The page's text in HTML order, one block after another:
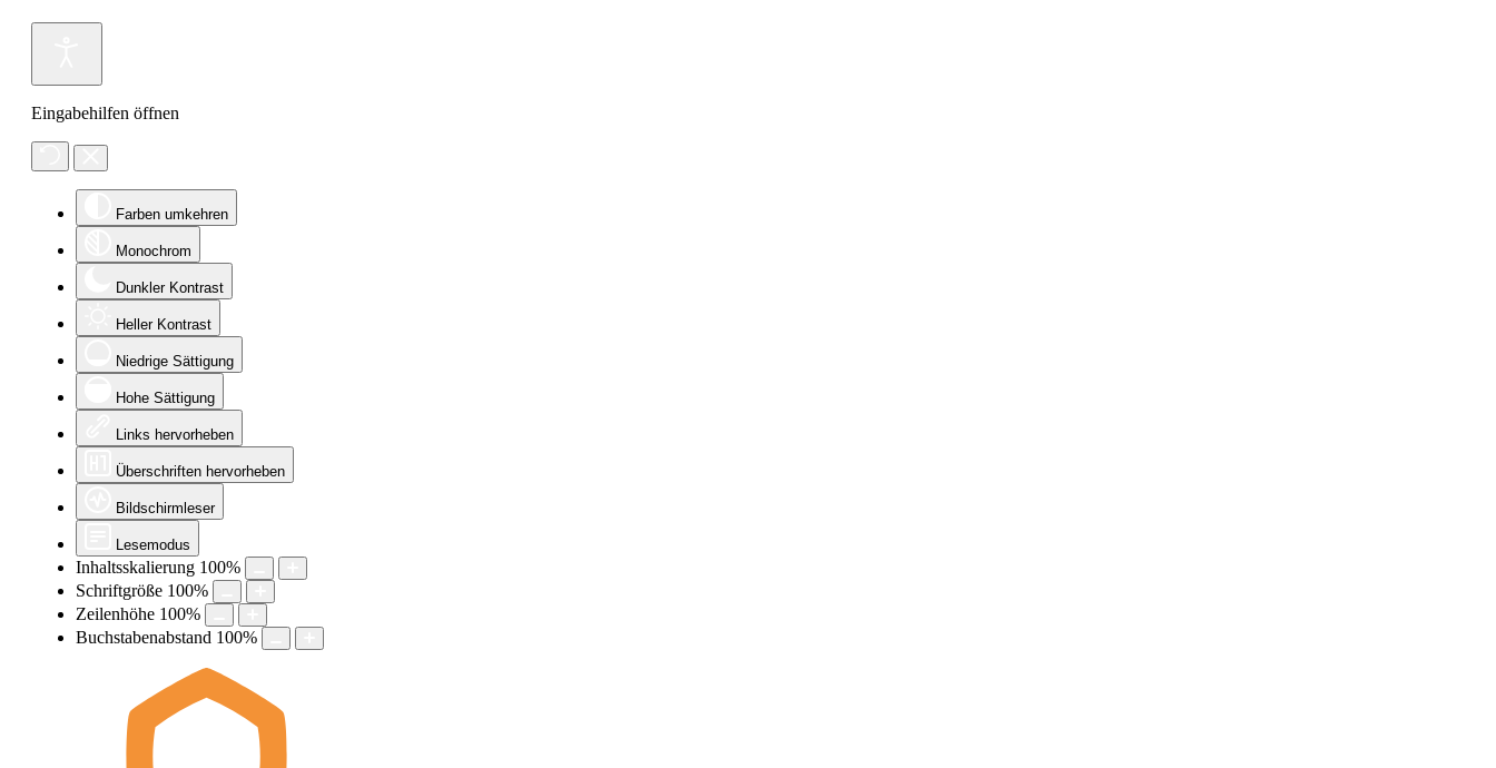
Eingabehilfen öffnen
Farben umkehren
Monochrom
Dunkler Kontrast
Heller Kontrast
Niedrige Sättigung
Hohe Sättigung
Links hervorheben
Überschriften hervorheben
Bildschirmleser
Lesemodus
Inhaltsskalierung 100%
Schriftgröße 100%
Zeilenhöhe 100%
Buchstabenabstand 100%